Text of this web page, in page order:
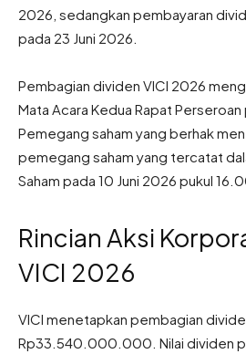
2026, sedangkan pembayaran
pada 23 Juni 2026.
Pembagian dividen VICI 2026
Mata Acara Kedua Rapat Perseroan
Pemegang saham yang berhak
pemegang saham yang tercatat
Saham pada 10 Juni 2026 pukul
Rincian Aksi
VICI 2026
VICI menetapkan pembagian
Rp33.540.000.000. Nilai dividen